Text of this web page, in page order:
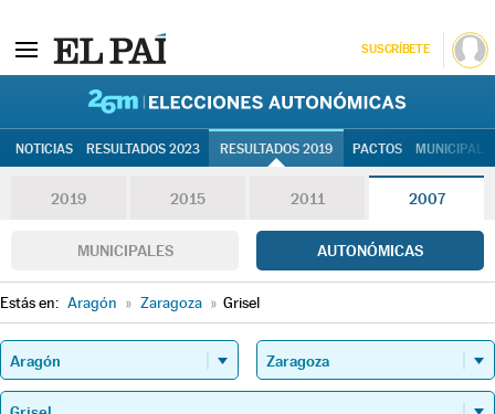
SUSCRÍBETE
NOTICIAS RESULTADOS 2023 RESULTADOS 2019 PACTOS
2019 2015 2011 2007
MUNICIPALES AUTONÓMICAS
Estás en: Aragón » Zaragoza » Grisel